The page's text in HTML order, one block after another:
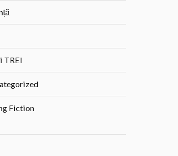
TREI
Fiction